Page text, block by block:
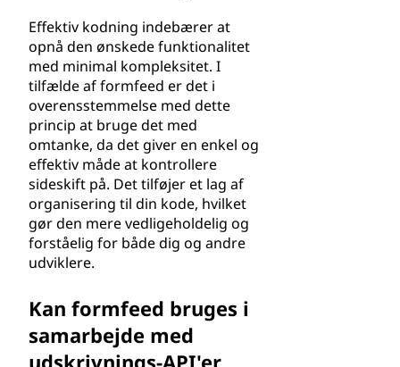
Effektiv kodning indebærer at
opnå den ønskede funktionalitet
med minimal kompleksitet. I
tilfælde af formfeed er det i
overensstemmelse med dette
princip at bruge det med
omtanke, da det giver en enkel og
effektiv måde at kontrollere
sideskift på. Det tilføjer et lag af
organisering til din kode, hvilket
gør den mere vedligeholdelig og
forståelig for både dig og andre
udviklere.
Kan formfeed bruges i
samarbejde med
udskrivnings-API'er